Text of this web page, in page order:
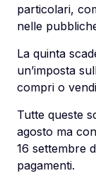
particolari,
nelle
La quinta
un’imposta
compri o
Tutte queste
agosto ma
16 settembre
pagamenti.